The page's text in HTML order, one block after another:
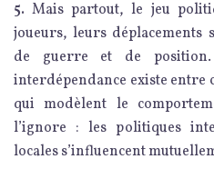
5.Mais partout, le jeu
joueurs, leurs déplacements
de guerre et de
interdépendance existe entre
qui modèlent le
l’ignore : les politiques
locales s’influencent